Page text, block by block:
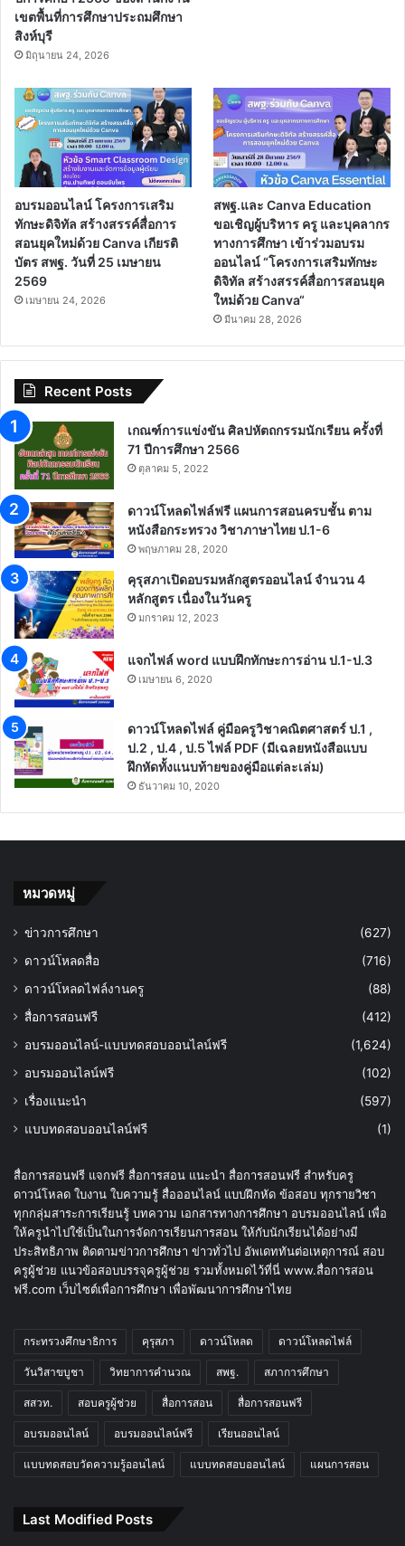
เขตพื้นที่การศึกษาประถมศึกษา
สิงห์บุรี
มิถุนายน 24, 2026
อบรมออนไลน์ โครงการเสริม
ทักษะดิจิทัล สร้างสรรค์สื่อการ
สอนยุคใหม่ด้วย Canva เกียรติ
บัตร สพฐ. วันที่ 25 เมษายน
2569
เมษายน 24, 2026
สพฐ.และ Canva Education
ขอเชิญผู้บริหาร ครู และบุคลากร
ทางการศึกษา เข้าร่วมอบรม
ออนไลน์ “โครงการเสริมทักษะ
ดิจิทัล สร้างสรรค์สื่อการสอนยุค
ใหม่ด้วย Canva“
มีนาคม 28, 2026
Recent Posts
เกณฑ์การแข่งขัน ศิลปหัตถกรรมนักเรียน ครั้งที่
71 ปีการศึกษา 2566
ตุลาคม 5, 2022
ดาวน์โหลดไฟล์ฟรี แผนการสอนครบชั้น ตาม
หนังสือกระทรวง วิชาภาษาไทย ป.1-6
พฤษภาคม 28, 2020
คุรุสภาเปิดอบรมหลักสูตรออนไลน์ จำนวน 4
หลักสูตร เนื่องในวันครู
มกราคม 12, 2023
แจกไฟล์ word แบบฝึกทักษะการอ่าน ป.1-ป.3
เมษายน 6, 2020
ดาวน์โหลดไฟล์ คู่มือครูวิชาคณิตศาสตร์ ป.1 ,
ป.2 , ป.4 , ป.5 ไฟล์ PDF (มีเฉลยหนังสือแบบ
ฝึกหัดทั้งแนบท้ายของคู่มือแต่ละเล่ม)
ธันวาคม 10, 2020
หมวดหมู่
ข่าวการศึกษา
(627)
ดาวน์โหลดสื่อ
(716)
ดาวน์โหลดไฟล์งานครู
(88)
สื่อการสอนฟรี
(412)
อบรมออนไลน์-แบบทดสอบออนไลน์ฟรี
(1,624)
อบรมออนไลน์ฟรี
(102)
เรื่องแนะนำ
(597)
แบบทดสอบออนไลน์ฟรี
(1)
สื่อการสอนฟรี แจกฟรี สื่อการสอน แนะนำ สื่อการสอนฟรี สำหรับครู
ดาวน์โหลด ใบงาน ใบความรู้ สื่อออนไลน์ แบบฝึกหัด ข้อสอบ ทุกรายวิชา
ทุกกลุ่มสาระการเรียนรู้ บทความ เอกสารทางการศึกษา อบรมออนไลน์ เพื่อ
ให้ครูนำไปใช้เป็นในการจัดการเรียนการสอน ให้กับนักเรียนได้อย่างมี
ประสิทธิภาพ ติดตามข่าวการศึกษา ข่าวทั่วไป อัพเดททันต่อเหตุการณ์ สอบ
ครูผู้ช่วย แนวข้อสอบบรรจุครูผู้ช่วย รวมทั้งหมดไว้ที่นี่ www.สื่อการสอน
ฟรี.com เว็บไซต์เพื่อการศึกษา เพื่อพัฒนาการศึกษาไทย
กระทรวงศึกษาธิการ คุรุสภา ดาวน์โหลด ดาวน์โหลดไฟล์
วันวิสาขบูชา วิทยาการคำนวณ สพฐ. สภาการศึกษา
สสวท. สอบครูผู้ช่วย สื่อการสอน สื่อการสอนฟรี
อบรมออนไลน์ อบรมออนไลน์ฟรี เรียนออนไลน์
แบบทดสอบวัดความรู้ออนไลน์ แบบทดสอบออนไลน์ แผนการสอน
Last Modified Posts